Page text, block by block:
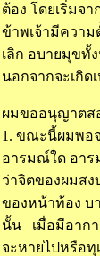
ต้อง โดยเริ่มจ
ข้าพเจ้ามีควา
เลิก อบายมุขทั้
นอกจากจะเกิ
ผมขออนุญาตส
1. ขณะนี้ผมพอ
อารมณ์ใด อาร
ว่าจิตของผมสง
ของหน้าท้อง บ
นั้น เมื่อมีอากา
จะหายไปหรือ